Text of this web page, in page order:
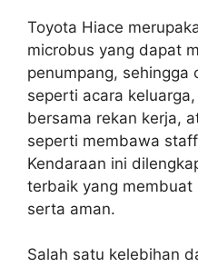
Toyota Hiace
microbus yang dapat
penumpang, sehingga
seperti acara
bersama rekan kerja,
seperti membawa
Kendaraan ini
terbaik yang membuat
serta aman.
Salah satu kelebihan